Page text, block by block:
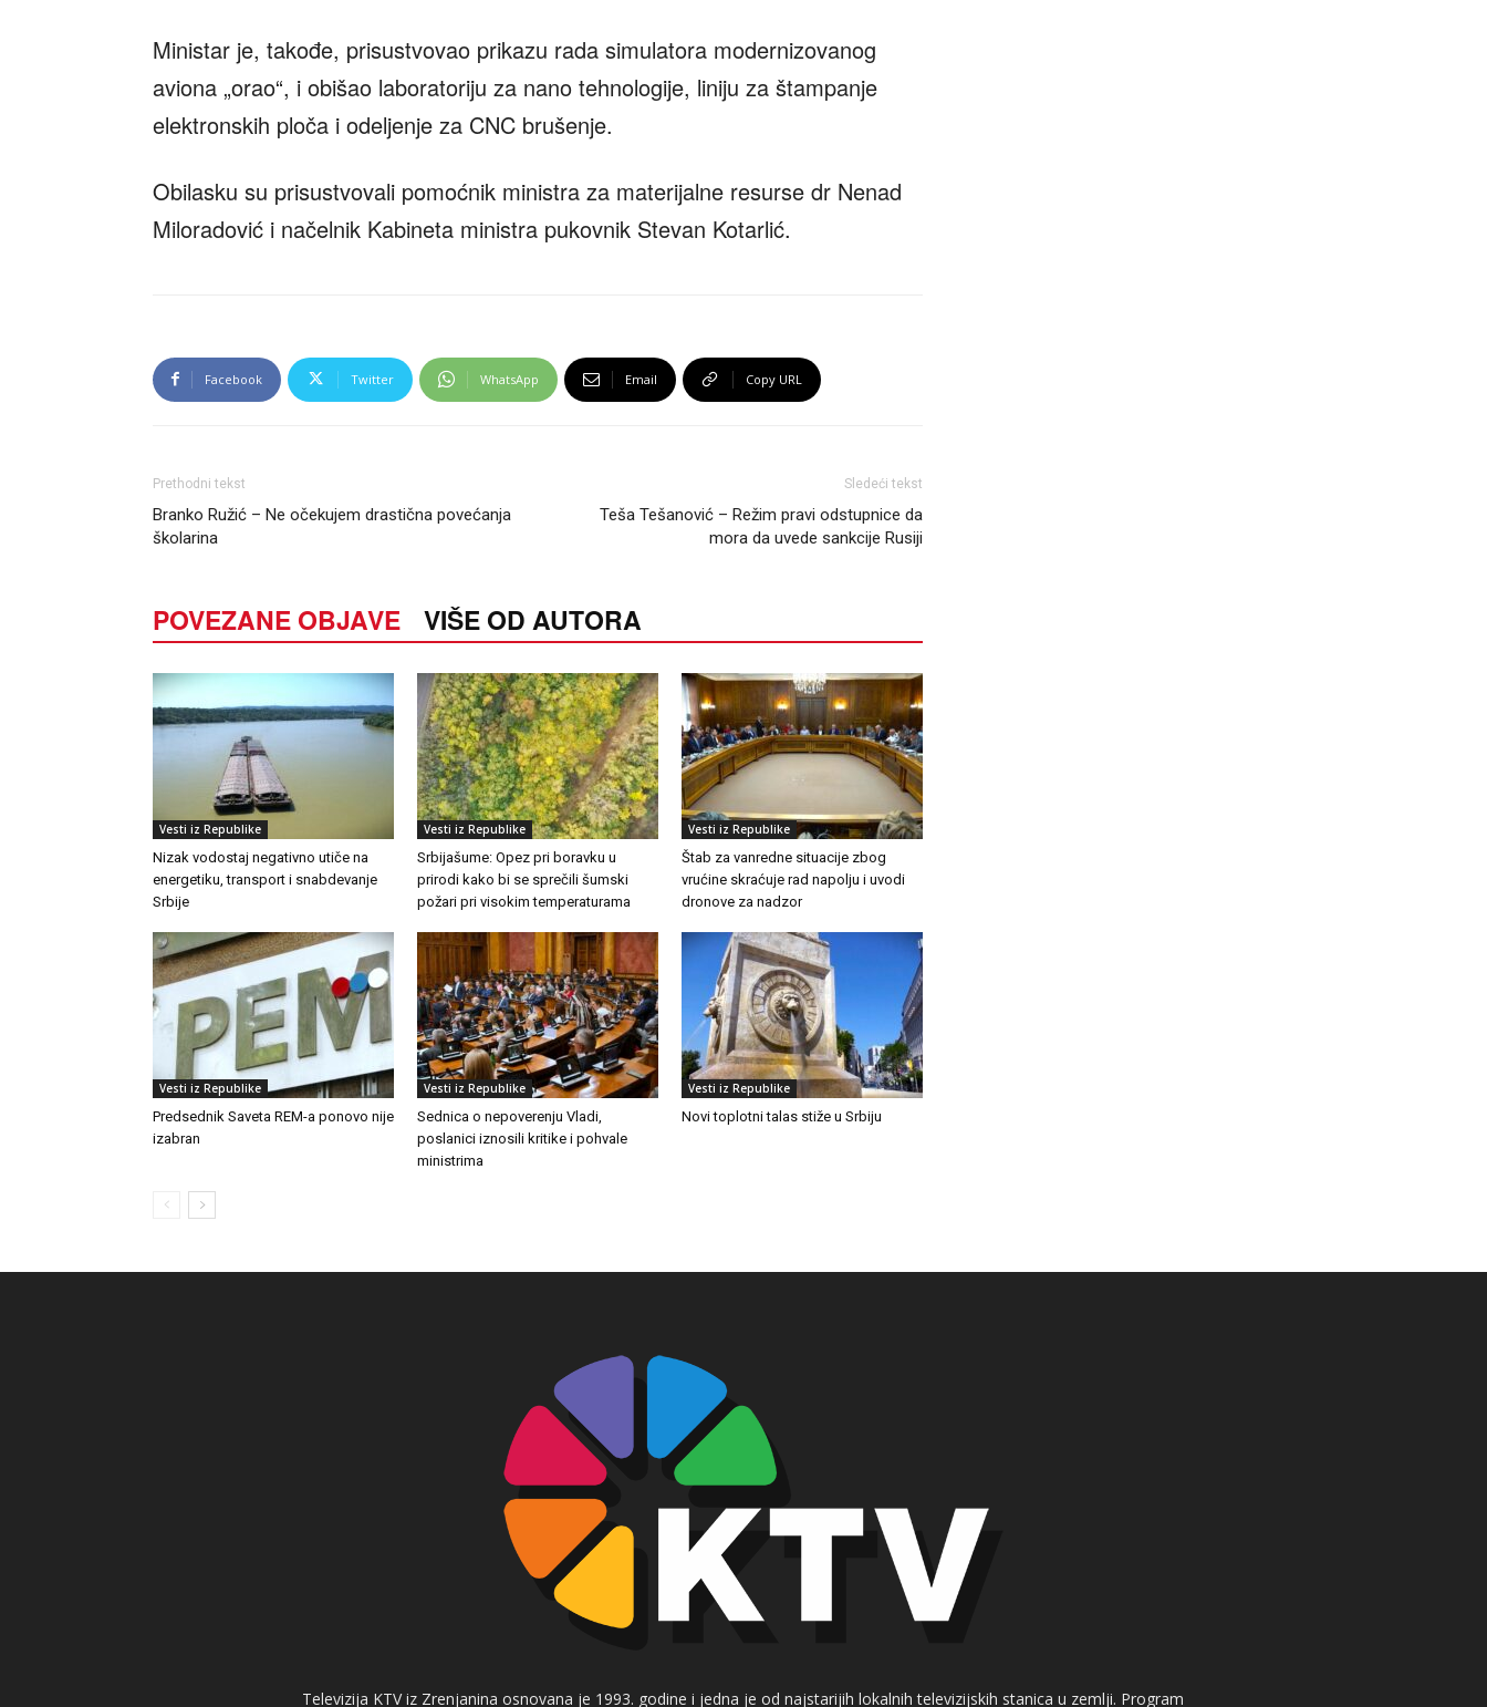
Ministar je, takođe, prisustvovao prikazu rada simulatora modernizovanog
aviona „orao“, i obišao laboratoriju za nano tehnologije, liniju za štampanje
elektronskih ploča i odeljenje za CNC brušenje.
Obilasku su prisustvovali pomoćnik ministra za materijalne resurse dr Nenad
Miloradović i načelnik Kabineta ministra pukovnik Stevan Kotarlić.
Facebook Twitter WhatsApp Email Copy URL
Prethodni tekst
Branko Ružić – Ne očekujem drastična povećanja
školarina
Sledeći tekst
Teša Tešanović – Režim pravi odstupnice da
mora da uvede sankcije Rusiji
POVEZANE OBJAVE VIŠE OD AUTORA
Vesti iz Republike
Nizak vodostaj negativno utiče na
energetiku, transport i snabdevanje
Srbije
Vesti iz Republike
Srbijašume: Opez pri boravku u
prirodi kako bi se sprečili šumski
požari pri visokim temperaturama
Vesti iz Republike
Štab za vanredne situacije zbog
vrućine skraćuje rad napolju i uvodi
dronove za nadzor
Vesti iz Republike
Predsednik Saveta REM-a ponovo nije
izabran
Vesti iz Republike
Sednica o nepoverenju Vladi,
poslanici iznosili kritike i pohvale
ministrima
Vesti iz Republike
Novi toplotni talas stiže u Srbiju
Televizija KTV iz Zrenjanina osnovana je 1993. godine i jedna je od najstarijih lokalnih televizijskih stanica u zemlji. Program